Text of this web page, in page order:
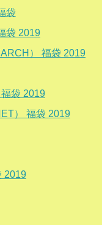
袋
袋 2019
） 福袋 2019
袋 2019
） 福袋 2019
2019